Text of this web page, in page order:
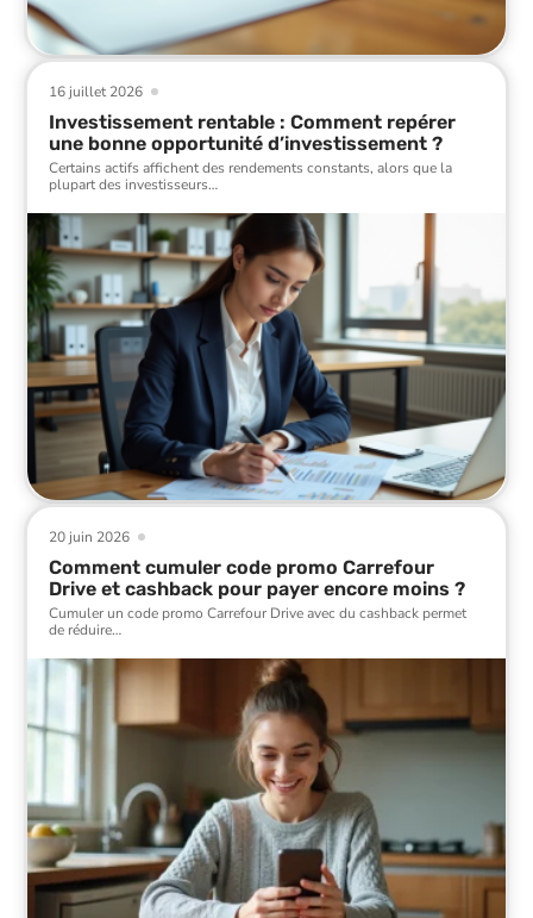
16 juillet 2026
Investissement rentable : Comment repérer
une bonne opportunité d’investissement ?
Certains actifs affichent des rendements constants, alors que la
plupart des investisseurs…
20 juin 2026
Comment cumuler code promo Carrefour
Drive et cashback pour payer encore moins ?
Cumuler un code promo Carrefour Drive avec du cashback permet
de réduire…